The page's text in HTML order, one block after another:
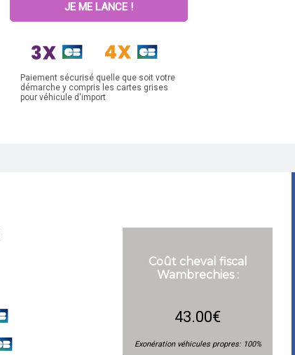
JE ME LANCE !
Paiement sécurisé quelle que soit votre
démarche y compris les cartes grises
pour véhicule d'import
Coût cheval fiscal
Wambrechies :
43.00€
Exonération véhicules propres: 100%